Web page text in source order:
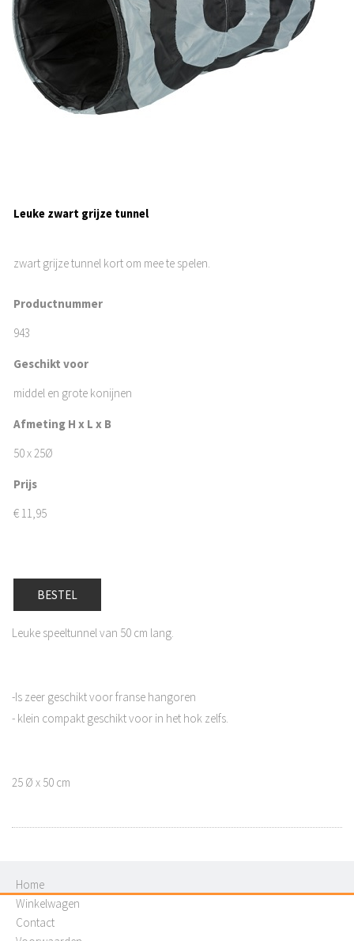
Leuke zwart grijze tunnel
zwart grijze tunnel kort om mee te spelen.
Productnummer
943
Geschikt voor
middel en grote konijnen
Afmeting H x L x B
50 x 25Ø
Prijs
€ 11,95
BESTEL
Leuke speeltunnel van 50 cm lang.
-Is zeer geschikt voor franse hangoren
- klein compakt geschikt voor in het hok zelfs.
25 Ø x 50 cm
Home
Winkelwagen
Contact